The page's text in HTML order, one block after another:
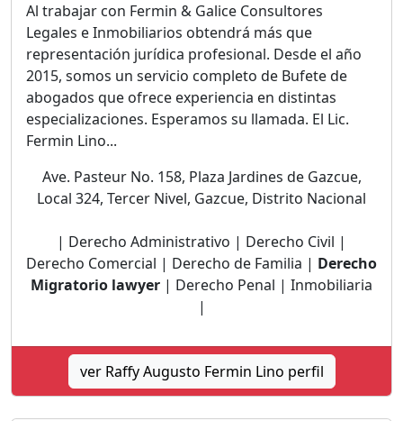
Al trabajar con Fermin & Galice Consultores
Legales e Inmobiliarios obtendrá más que
representación jurídica profesional. Desde el año
2015, somos un servicio completo de Bufete de
abogados que ofrece experiencia en distintas
especializaciones. Esperamos su llamada. El Lic.
Fermin Lino...
Ave. Pasteur No. 158, Plaza Jardines de Gazcue,
Local 324, Tercer Nivel, Gazcue, Distrito Nacional
| Derecho Administrativo | Derecho Civil |
Derecho Comercial | Derecho de Familia | Derecho
Migratorio lawyer | Derecho Penal | Inmobiliaria
|
ver Raffy Augusto Fermin Lino perfil